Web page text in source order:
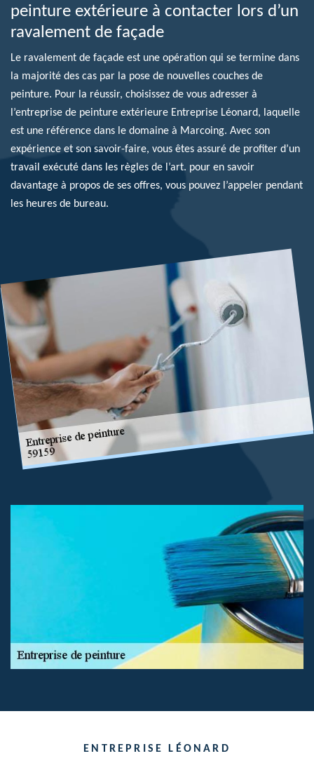
peinture extérieure à contacter lors d’un
ravalement de façade
Le ravalement de façade est une opération qui se termine dans
la majorité des cas par la pose de nouvelles couches de
peinture. Pour la réussir, choisissez de vous adresser à
l’entreprise de peinture extérieure Entreprise Léonard, laquelle
est une référence dans le domaine à Marcoing. Avec son
expérience et son savoir-faire, vous êtes assuré de profiter d’un
travail exécuté dans les règles de l’art. pour en savoir
davantage à propos de ses offres, vous pouvez l’appeler pendant
les heures de bureau.
ENTREPRISE LÉONARD